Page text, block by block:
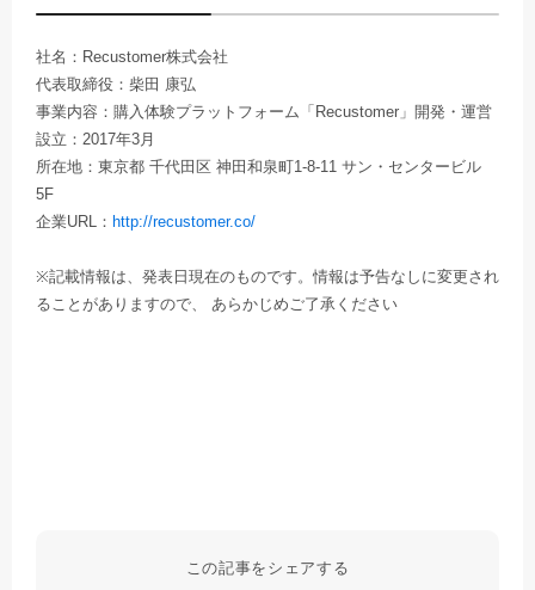
社名：Recustomer株式会社
代表取締役：柴田 康弘
事業内容：購入体験プラットフォーム「Recustomer」開発・運営
設立：2017年3月
所在地：東京都 千代田区 神田和泉町1-8-11 サン・センタービル
5F
企業URL： http://recustomer.co/
※記載情報は、発表日現在のものです。情報は予告なしに変更され
ることがありますので、 あらかじめご了承ください
この記事をシェアする